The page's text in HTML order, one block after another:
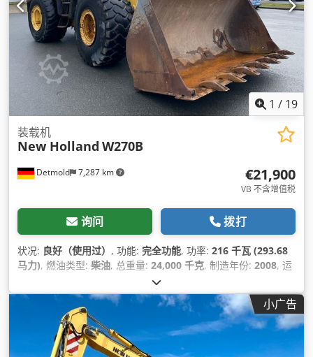
1 / 19
Detmold 7,287 km
装载机
New Holland W270B
€21,900
VB 不含增值税
询问 拨打
状况: 良好（使用过） , 功能: 完全功能, 功率: 216 千瓦 (293.68
马力), 燃油类型: 柴油, 总重量: 24,000 千克, 制造年份: 2008, 运
全轮驱动, 驾驶室
小广告